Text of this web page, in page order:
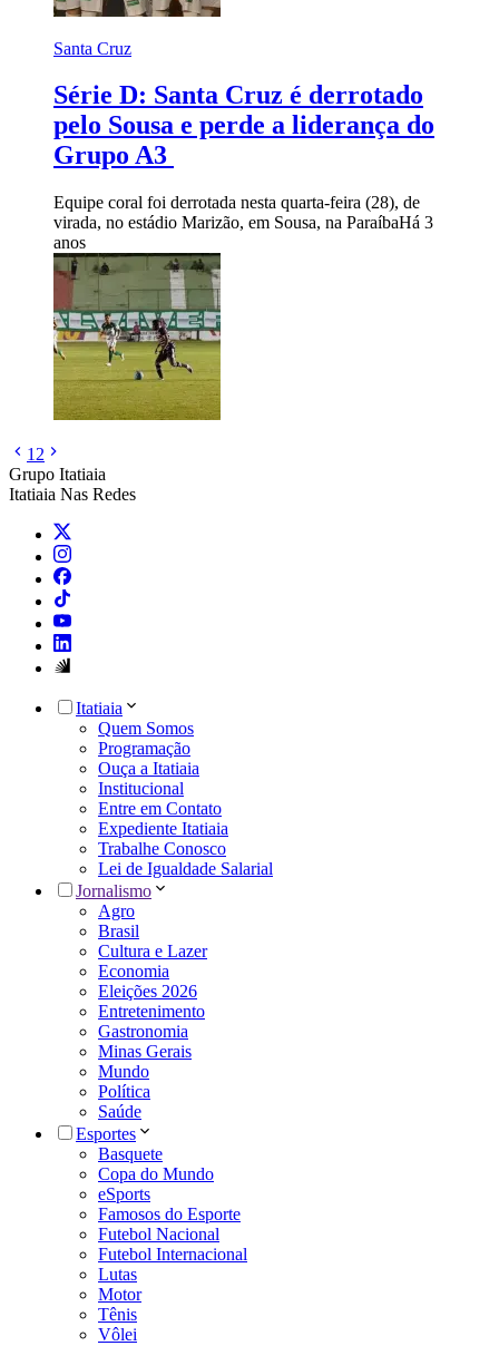
Santa Cruz
Série D: Santa Cruz é derrotado
pelo Sousa e perde a liderança do
Grupo A3
Equipe coral foi derrotada nesta quarta-feira (28), de
virada, no estádio Marizão, em Sousa, na ParaíbaHá 3
anos
1 2
Grupo Itatiaia
Itatiaia Nas Redes
Itatiaia
Quem Somos
Programação
Ouça a Itatiaia
Institucional
Entre em Contato
Expediente Itatiaia
Trabalhe Conosco
Lei de Igualdade Salarial
Jornalismo
Agro
Brasil
Cultura e Lazer
Economia
Eleições 2026
Entretenimento
Gastronomia
Minas Gerais
Mundo
Política
Saúde
Esportes
Basquete
Copa do Mundo
eSports
Famosos do Esporte
Futebol Nacional
Futebol Internacional
Lutas
Motor
Tênis
Vôlei